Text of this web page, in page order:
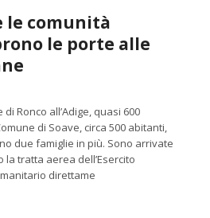
le comunità
le porte alle
Ronco all’Adige, quasi 600
di Soave, circa 500 abitanti,
due famiglie in più. Sono arrivate
tratta aerea dell’Esercito
direttame